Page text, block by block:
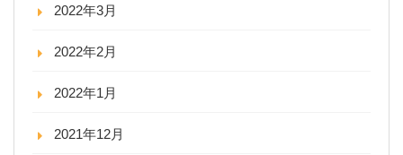
2022年3月
2022年2月
2022年1月
2021年12月